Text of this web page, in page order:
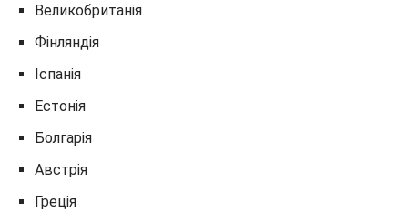
Великобританія
Фінляндія
Іспанія
Естонія
Болгарія
Австрія
Греція